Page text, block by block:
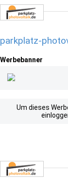
parkplatz-
Werbebanner
Um dieses